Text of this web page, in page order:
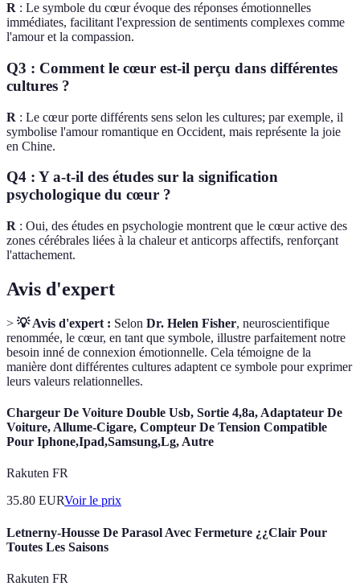
R : Le symbole du cœur évoque des réponses émotionnelles
immédiates, facilitant l'expression de sentiments complexes comme
l'amour et la compassion.
Q3 : Comment le cœur est-il perçu dans différentes
cultures ?
R : Le cœur porte différents sens selon les cultures; par exemple, il
symbolise l'amour romantique en Occident, mais représente la joie
en Chine.
Q4 : Y a-t-il des études sur la signification
psychologique du cœur ?
R : Oui, des études en psychologie montrent que le cœur active des
zones cérébrales liées à la chaleur et anticorps affectifs, renforçant
l'attachement.
Avis d'expert
> 💡 Avis d'expert : Selon Dr. Helen Fisher, neuroscientifique
renommée, le cœur, en tant que symbole, illustre parfaitement notre
besoin inné de connexion émotionnelle. Cela témoigne de la
manière dont différentes cultures adaptent ce symbole pour exprimer
leurs valeurs relationnelles.
Chargeur De Voiture Double Usb, Sortie 4,8a, Adaptateur De
Voiture, Allume-Cigare, Compteur De Tension Compatible
Pour Iphone,Ipad,Samsung,Lg, Autre
Rakuten FR
35.80 EURVoir le prix
Letnerny-Housse De Parasol Avec Fermeture ¿¿Clair Pour
Toutes Les Saisons
Rakuten FR